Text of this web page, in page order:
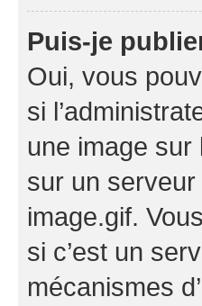
Puis-je
Oui, vous
si
une image
sur un
image.gif.
si c’est un
mécanismes